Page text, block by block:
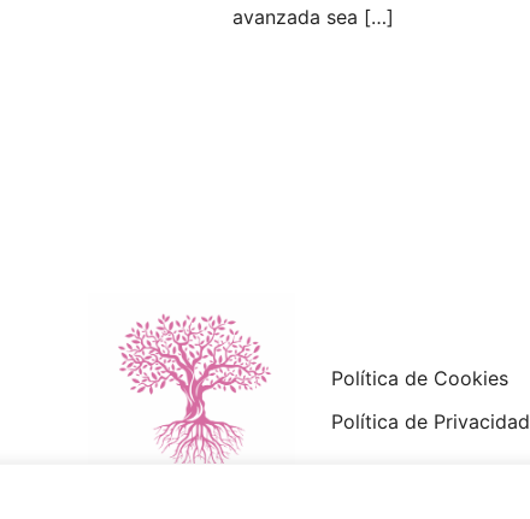
avanzada sea […]
Política de Cookies
Política de Privacidad